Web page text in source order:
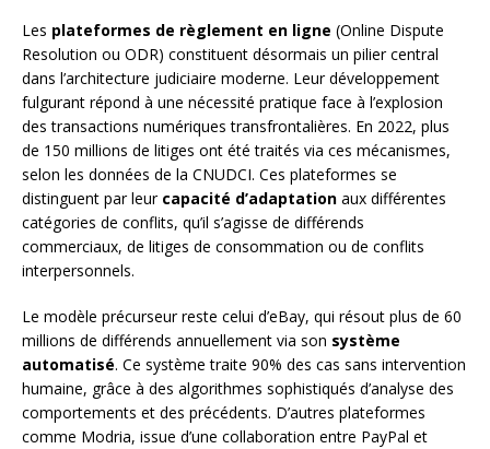
Les plateformes de règlement en ligne (Online Dispute
Resolution ou ODR) constituent désormais un pilier central
dans l’architecture judiciaire moderne. Leur développement
fulgurant répond à une nécessité pratique face à l’explosion
des transactions numériques transfrontalières. En 2022, plus
de 150 millions de litiges ont été traités via ces mécanismes,
selon les données de la CNUDCI. Ces plateformes se
distinguent par leur capacité d’adaptation aux différentes
catégories de conflits, qu’il s’agisse de différends
commerciaux, de litiges de consommation ou de conflits
interpersonnels.
Le modèle précurseur reste celui d’eBay, qui résout plus de 60
millions de différends annuellement via son système
automatisé. Ce système traite 90% des cas sans intervention
humaine, grâce à des algorithmes sophistiqués d’analyse des
comportements et des précédents. D’autres plateformes
comme Modria, issue d’une collaboration entre PayPal et